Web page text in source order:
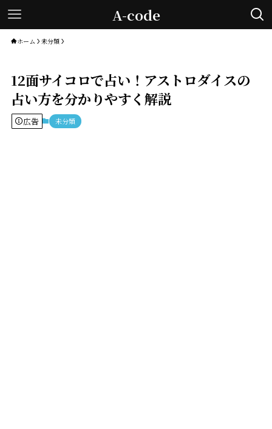
A-code
ホーム 未分類
12面サイコロで占い！アストロダイスの
占い方を分かりやすく解説
広告 未分類